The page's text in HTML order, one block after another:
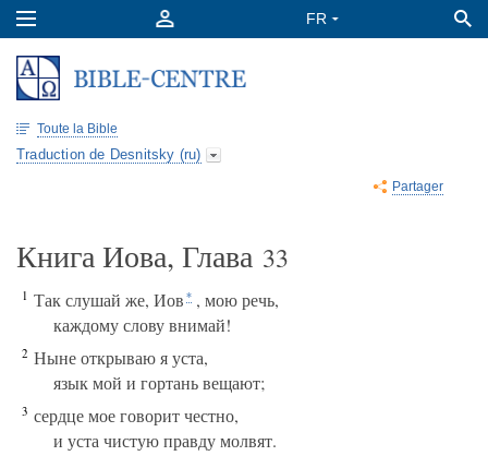
Toute la Bible
Traduction de Desnitsky (ru)
Partager
Книга Иова, Глава 33
1 Так слушай же, Иов * , мою речь,
каждому слову внимай!
2 Ныне открываю я уста,
язык мой и гортань вещают;
3 сердце мое говорит честно,
и уста чистую правду молвят.